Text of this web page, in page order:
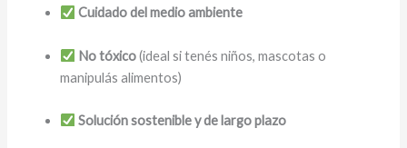
Cuidado del medio ambiente
No tóxico(ideal si tenés niños, mascotas o
manipulás alimentos)
Solución sostenible y de largo plazo